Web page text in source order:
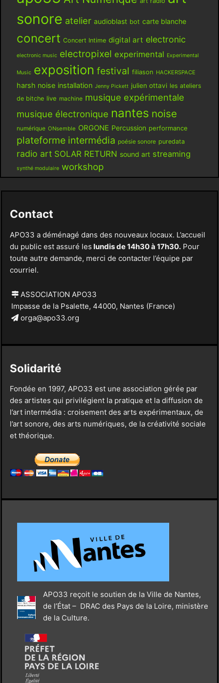
sonore atelier audioblast bot carte blanche
concert Concert Intime digital art electronic
electronic music electropixel experimental Experimental
Music exposition festival filiason HACKERSPACE
harsh noise installation Jenny Pickett julien ottavi les ateliers
de bitche live machine musique expérimentale
musique électronique nantes noise
numérique ONsemble ORGONE Percussion performance
plateforme intermédia poésie sonore puredata
radio art SOLAR RETURN sound art streaming
synthé modulaire workshop
Contact
APO33 a déménagé dans des nouveaux locaux. L’accueil
du public est assuré les lundis de 14h30 à 17h30.Pour
toute autre demande, merci de contacter l’équipe par
courriel.
ASSOCIATION APO33
Impasse de la Psalette, 44000, Nantes (France)
orga@apo33.org
Solidarité
Fondée en 1997, APO33 est une association gérée par
des artistes qui privilégient la pratique et la diffusion de
l’art intermédia : croisement des arts expérimentaux, de
l’art sonore, des arts numériques, de la créativité sociale
et théorique.
APO33 reçoit le soutien de la Ville de Nantes,
de l’État – DRAC des Pays de la Loire, ministère
de la Culture.